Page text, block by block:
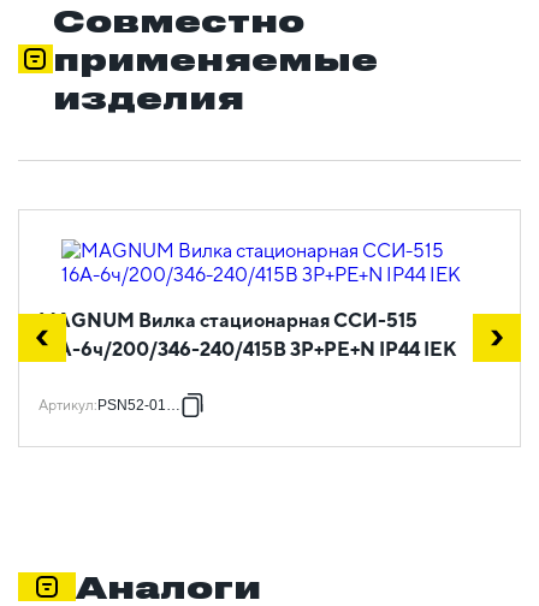
Совместно
применяемые
изделия
MAGNUM Вилка стационарная ССИ-515
16А-6ч/200/346-240/415В 3P+PE+N IP44 IEK
Артикул:PSN52-016-5
Аналоги